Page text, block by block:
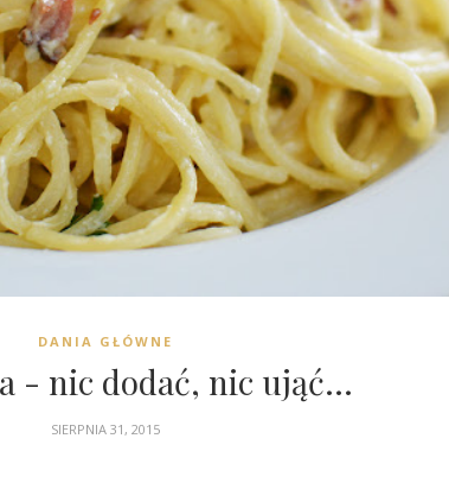
DANIA GŁÓWNE
- nic dodać, nic ująć...
SIERPNIA 31, 2015